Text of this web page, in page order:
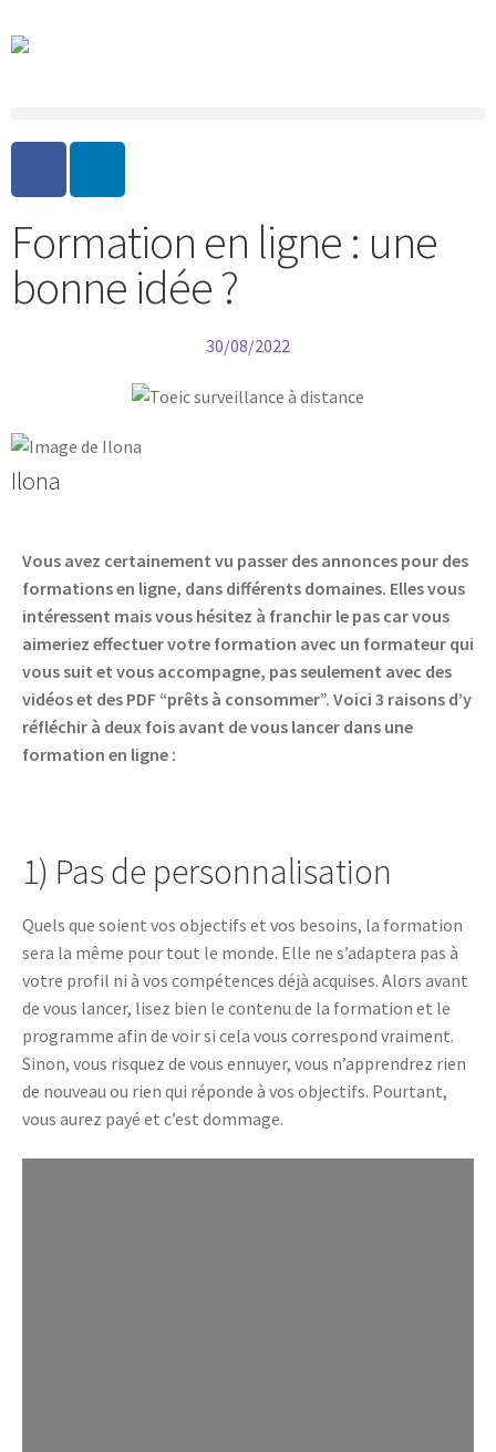
Formation en ligne : une
bonne idée ?
30/08/2022
Ilona
Vous avez certainement vu passer des annonces pour des
formations en ligne, dans différents domaines. Elles vous
intéressent mais vous hésitez à franchir le pas car vous
aimeriez effectuer votre formation avec un formateur qui
vous suit et vous accompagne, pas seulement avec des
vidéos et des PDF “prêts à consommer”. Voici 3 raisons d’y
réfléchir à deux fois avant de vous lancer dans une
formation en ligne :
1) Pas de personnalisation
Quels que soient vos objectifs et vos besoins, la formation
sera la même pour tout le monde. Elle ne s’adaptera pas à
votre profil ni à vos compétences déjà acquises. Alors avant
de vous lancer, lisez bien le contenu de la formation et le
programme afin de voir si cela vous correspond vraiment.
Sinon, vous risquez de vous ennuyer, vous n’apprendrez rien
de nouveau ou rien qui réponde à vos objectifs. Pourtant,
vous aurez payé et c’est dommage.